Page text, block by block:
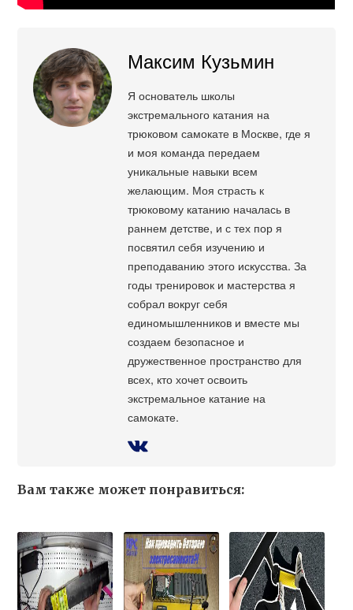
Максим Кузьмин
Я основатель школы
экстремального катания на
трюковом самокате в Москве, где я
и моя команда передаем
уникальные навыки всем
желающим. Моя страсть к
трюковому катанию началась в
раннем детстве, и с тех пор я
посвятил себя изучению и
преподаванию этого искусства. За
годы тренировок и мастерства я
собрал вокруг себя
единомышленников и вместе мы
создаем безопасное и
дружественное пространство для
всех, кто хочет освоить
экстремальное катание на
самокате.
Вам также может понравиться: